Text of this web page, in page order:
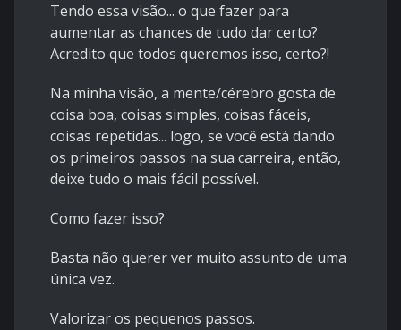
Tendo essa visão... o que fazer para
aumentar as chances de tudo dar certo?
Acredito que todos queremos isso, certo?!
Na minha visão, a mente/cérebro gosta de
coisa boa, coisas simples, coisas fáceis,
coisas repetidas... logo, se você está dando
os primeiros passos na sua carreira, então,
deixe tudo o mais fácil possível.
Como fazer isso?
Basta não querer ver muito assunto de uma
única vez.
Valorizar os pequenos passos.